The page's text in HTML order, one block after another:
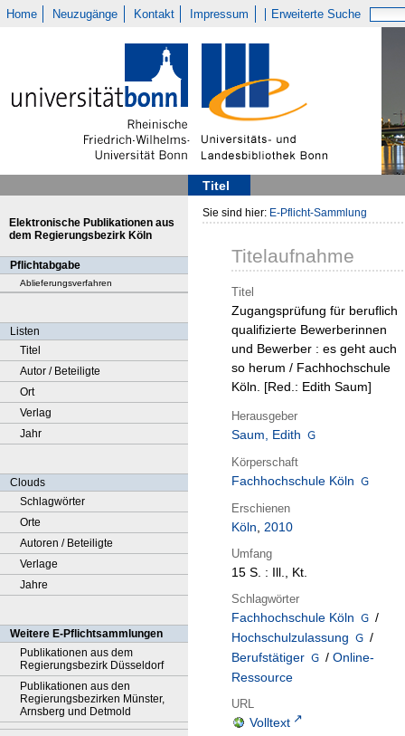
Home Neuzugänge Kontakt Impressum Erweiterte Suche
Titel
Elektronische Publikationen aus
dem Regierungsbezirk Köln
Pflichtabgabe
Ablieferungsverfahren
Listen
Titel
Autor / Beteiligte
Ort
Verlag
Jahr
Clouds
Schlagwörter
Orte
Autoren / Beteiligte
Verlage
Jahre
Weitere E-Pflichtsammlungen
Publikationen aus dem
Regierungsbezirk Düsseldorf
Publikationen aus den
Regierungsbezirken Münster,
Arnsberg und Detmold
Sie sind hier: E-Pflicht-Sammlung
Titelaufnahme
Titel
Zugangsprüfung für beruflich
qualifizierte Bewerberinnen
und Bewerber : es geht auch
so herum / Fachhochschule
Köln. [Red.: Edith Saum]
Herausgeber
Saum, Edith
Körperschaft
Fachhochschule Köln
Erschienen
Köln, 2010
Umfang
15 S. : Ill., Kt.
Schlagwörter
Fachhochschule Köln
/
Hochschulzulassung
/
Berufstätiger
/ Online-
Ressource
URL
Volltext